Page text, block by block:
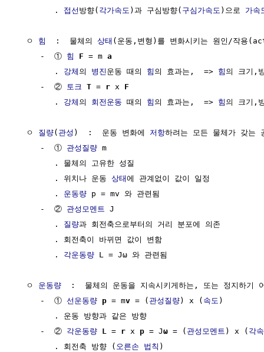
        .
접선 방향( 각가속도 )과 구심방향( 구심가속도 )으로 가속
  ㅇ
힘
  :  물체의
상태 (운동,변형)를 변화시키는 원인/작용
     -  ①
힘 F = m a
        .
강체 의 병진 운동 때의 힘 의 효과는,  => 힘 의 크기,
     -  ②
토크 T = r x F
        .
강체 의 회전운동 때의 힘 의 효과는,  => 힘 의 크기,
  ㅇ
질량( 관성 )  :  운동 변화에 저항하려는 모든 물체가 갖는
     -  ①
관성질량 m
        . 물체의 고유한 성질
        . 위치나 운동
상태에 관계없이 값이 일정
        .
운동량 p = mv 와 관련됨
     -  ②
관성모멘트 J
        .
질량과 회전축으로부터의 거리 분포에 의존
        . 회전축이 바뀌면 값이 변함
        .
각운동량 L = Jω 와 관련됨
  ㅇ
운동량
:  물체의 운동을 지속시키게하는, 또는 정지하기
     -  ①
선운동량 p = mv = ( 관성질량) x ( 속도 )
        . 운동 방향과 같은 방향
     -  ②
각운동량 L = r x p = Jω = ( 관성모멘트 ) x ( 각
        . 회전축 방향 (
오른손 법칙 )